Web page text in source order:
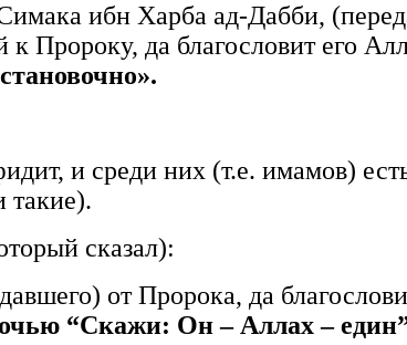
ибн Харба ад-Дабби,
Пророку, да благословит его
и среди них (т.е. имамов)
такие).
сказал):
от Пророка, да
“Скажи: Он – Аллах –